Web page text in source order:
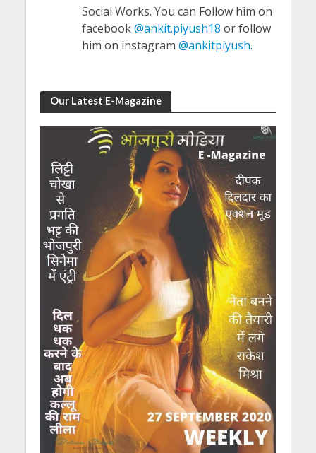
Social Works. You can Follow him on
facebook@ankit.piyush18 or follow
him on instagram @ankitpiyush.
Our Latest E-Magazine